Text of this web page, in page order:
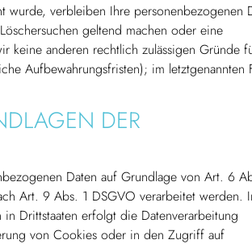
wurde, verbleiben Ihre personenbezogenen
geltend machen oder eine
keine anderen rechtlich zulässigen Gründe
Aufbewahrungsfristen); im letztgenannten
DER
Daten auf Grundlage von Art. 6
Art. 9 Abs. 1 DSGVO verarbeitet werden.
Drittstaaten erfolgt die Datenverarbeitung
von Cookies oder in den Zugriff auf